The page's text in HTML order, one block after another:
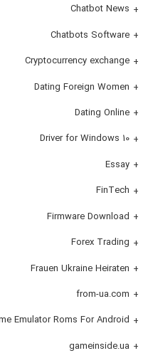
Chatbot News
Chatbots Software
Cryptocurrency exchange
Dating Foreign Women
Dating Online
Driver for Windows 10
Essay
FinTech
Firmware Download
Forex Trading
Frauen Ukraine Heiraten
from-ua.com
Emulator Roms For Android
gameinside.ua